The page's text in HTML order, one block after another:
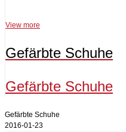
View more
Gefärbte Schuhe
Gefärbte Schuhe
Gefärbte Schuhe
2016-01-23